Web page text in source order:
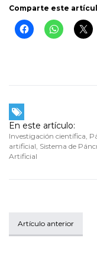
Comparte este
En este artículo:
Investigación científica,
artificial, Sistema de
Artificial
Artículo anterior